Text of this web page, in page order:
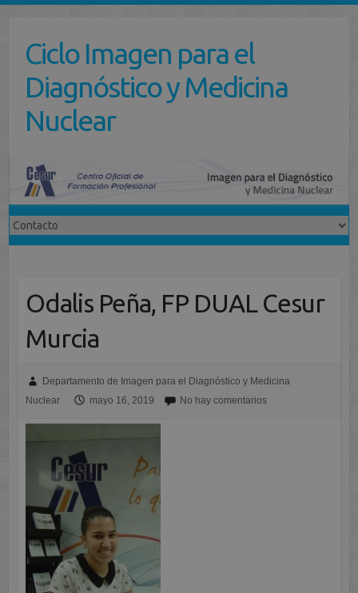
contenidoCiclo Imagen para el
Diagnóstico y Medicina
Nuclear
Odalis Peña, FP DUAL Cesur
Murcia
Departamento de Imagen para el Diagnóstico y Medicina
Nuclear
mayo 16, 2019 No hay comentarios